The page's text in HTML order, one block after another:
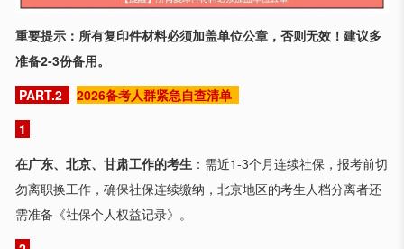
重要提示：所有复印件材料必须加盖单位公章，否则无效！建议多
准备2-3份备用。
PART.2
2026备考人群紧急自查清单
1
在广东、北京、甘肃工作的考生：需近1-3个月连续社保，报考前切
勿离职换工作，确保社保连续缴纳，北京地区的考生人档分离者还
需准备《社保个人权益记录》。